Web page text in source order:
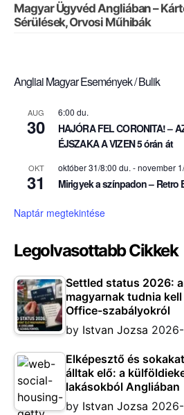
Magyar Ügyvéd Angliában –
Sérülések, Orvosi Műhibák
Angliai Magyar Események / Bulik
AUG
30
6:00 du.
HAJÓRA FEL CORONITA! –
ÉJSZAKA A VIZEN 5 órán át
OKT
31
október 31/8:00 du. -november
Mirigyek a színpadon – Retro
Naptár megtekintése
Legolvasottabb Cikkek
Settled status 2026:
magyarnak tudnia
Office-szabályokról
by Istvan Jozsa
Elképesztő és
álltak elő: a
lakásokból Angliában
by Istvan Jozsa